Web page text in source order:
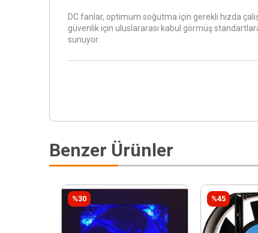
DC fanlar, optimum soğutma için gerekli hızda
güvenlik için uluslararası kabul görmüş
sunuyor.
Benzer Ürünler
%30 %45